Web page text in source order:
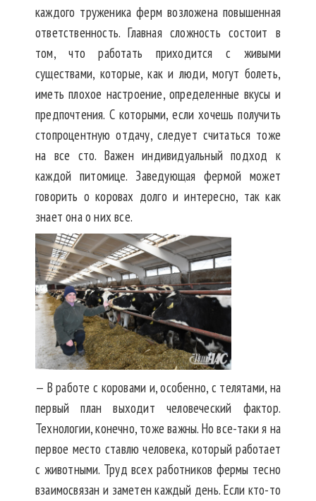
каждого труженика ферм возложена повышенная
ответственность. Главная сложность состоит в
том, что работать приходится с живыми
существами, которые, как и люди, могут болеть,
иметь плохое настроение, определенные вкусы и
предпочтения. С которыми, если хочешь получить
стопроцентную отдачу, следует считаться тоже
на все сто. Важен индивидуальный подход к
каждой питомице. Заведующая фермой может
говорить о коровах долго и интересно, так как
знает она о них все.
— В работе с коровами и, особенно, с телятами, на
первый план выходит человеческий фактор.
Технологии, конечно, тоже важны. Но все-таки я на
первое место ставлю человека, который работает
с животными. Труд всех работников фермы тесно
взаимосвязан и заметен каждый день. Если кто-то